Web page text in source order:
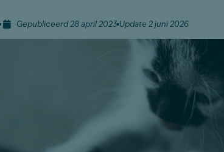
Gepubliceerd 28 april 2023 Update 2 juni 2026